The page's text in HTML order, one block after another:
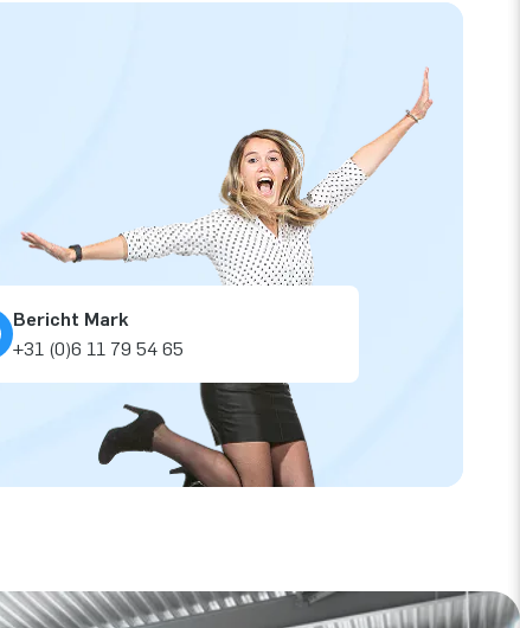
Bericht Mark
+31 (0)6 11 79 54 65